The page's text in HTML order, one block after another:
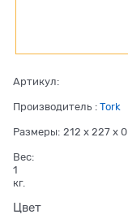
Артикул:
Производитель : Tork
Размеры: 212 x 227 x 0
Вес:
1
кг.
Цвет